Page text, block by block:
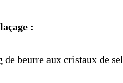
:
de beurre aux cristaux de